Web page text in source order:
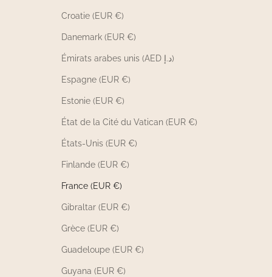
Croatie (EUR €)
Danemark (EUR €)
Émirats arabes unis (AED د.إ)
Espagne (EUR €)
Estonie (EUR €)
État de la Cité du Vatican (EUR €)
États-Unis (EUR €)
Finlande (EUR €)
France (EUR €)
Gibraltar (EUR €)
Grèce (EUR €)
Guadeloupe (EUR €)
Guyana (EUR €)